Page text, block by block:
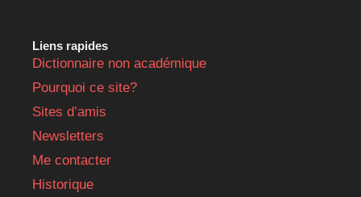
Liens rapides
Dictionnaire non académique
Pourquoi ce site?
Sites d’amis
Newsletters
Me contacter
Historique